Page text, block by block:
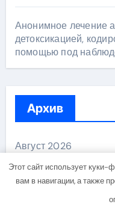
Анонимное лечение
детоксикацией,
помощью под
Архив
Август 2026
Июль 2026
Этот сайт использует куки-
вам в навигации, а также